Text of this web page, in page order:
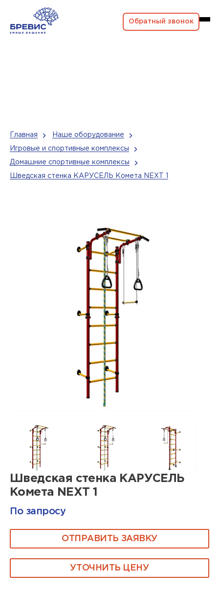
Обратный звонок
Главная Наше оборудование
Игровые и спортивные комплексы
Домашние спортивные комплексы
Шведская стенка КАРУСЕЛЬ Комета NEXT 1
Шведская стенка КАРУСЕЛЬ
Комета NEXT 1
По запросу
ОТПРАВИТЬ ЗАЯВКУ
УТОЧНИТЬ ЦЕНУ